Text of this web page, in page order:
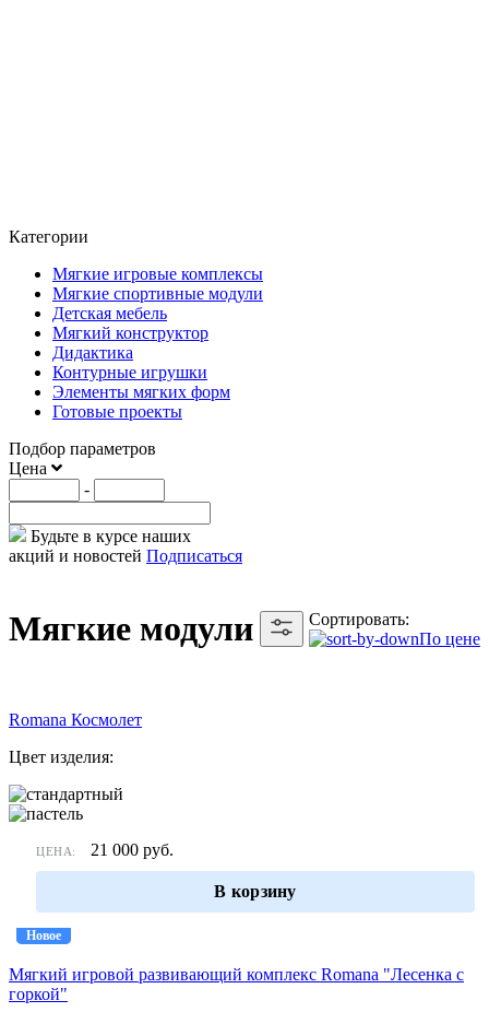
Категории
Мягкие игровые комплексы
Мягкие спортивные модули
Детская мебель
Мягкий конструктор
Дидактика
Контурные игрушки
Элементы мягких форм
Готовые проекты
Подбор параметров
Цена
-
Будьте в курсе наших
акций и новостей Подписаться
Мягкие модули
Сортировать:
По цене
Romana Космолет
Цвет изделия:
ЦЕНА: 21 000 руб.
В корзину
Новое
Новое
Мягкий игровой развивающий комплекс Romana "Лесенка с
горкой"